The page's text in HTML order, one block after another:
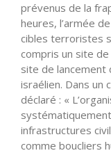
prévenus de la
heures, l’armée
cibles terroristes
compris un site
site de
israélien. Dans un
déclaré : «
infrastructures
comme boucliers